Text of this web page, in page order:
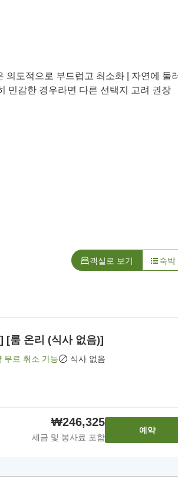
도적으로 부드럽고 최소화 | 자연에 둘
민감한 경우라면 다른 선택지 고려 권장
객실로 보기 숙박
[룸 온리 (식사 없음)]
무료 취소 가능 식사 없음
₩246,325
세금 및 봉사료 포함
예약